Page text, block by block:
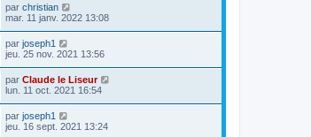
par christian
mar. 11 janv. 2022 13:08
par joseph1
jeu. 25 nov. 2021 13:56
par Claude le Liseur
lun. 11 oct. 2021 16:54
par joseph1
jeu. 16 sept. 2021 13:24